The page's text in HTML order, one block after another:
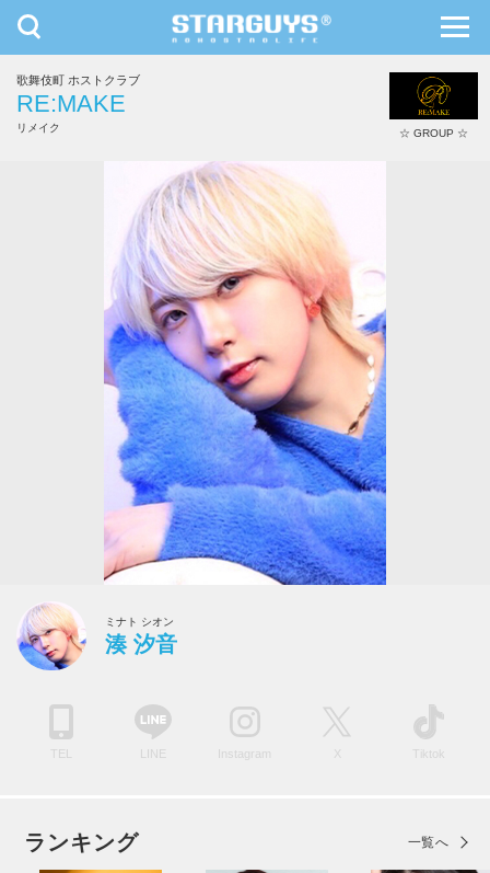
九州・沖縄 北海道・東北
toggle
navigation
歌舞伎町 ホストクラブ
RE:MAKE
リメイク ☆ GROUP ☆
湊 汐音
ミナト シオン
湊 汐音
Instagram X Tiktok
ランキング 一覧へ